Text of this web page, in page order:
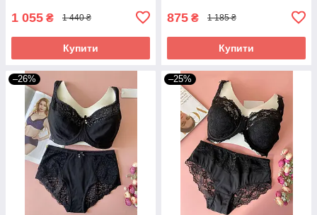
1 055 ₴ 1 440 ₴
Купити
875 ₴ 1 185 ₴
Купити
–26% –25%